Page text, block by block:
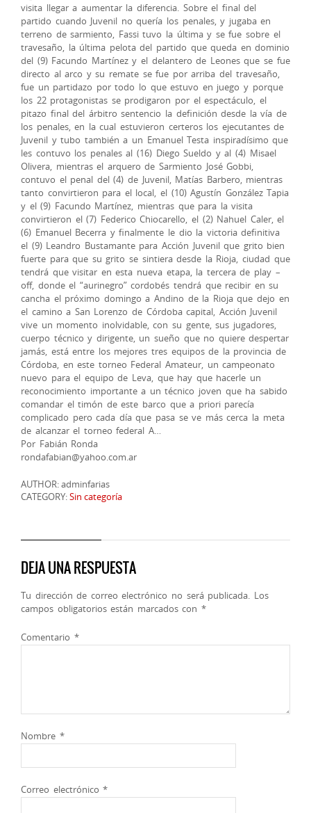
visita llegar a aumentar la diferencia. Sobre el final del
partido cuando Juvenil no quería los penales, y jugaba en
terreno de sarmiento, Fassi tuvo la última y se fue sobre el
travesaño, la última pelota del partido que queda en dominio
del (9) Facundo Martínez y el delantero de Leones que se fue
directo al arco y su remate se fue por arriba del travesaño,
fue un partidazo por todo lo que estuvo en juego y porque
los 22 protagonistas se prodigaron por el espectáculo, el
pitazo final del árbitro sentencio la definición desde la vía de
los penales, en la cual estuvieron certeros los ejecutantes de
Juvenil y tubo también a un Emanuel Testa inspiradísimo que
les contuvo los penales al (16) Diego Sueldo y al (4) Misael
Olivera, mientras el arquero de Sarmiento José Gobbi,
contuvo el penal del (4) de Juvenil, Matías Barbero, mientras
tanto convirtieron para el local, el (10) Agustín González Tapia
y el (9) Facundo Martínez, mientras que para la visita
convirtieron el (7) Federico Chiocarello, el (2) Nahuel Caler, el
(6) Emanuel Becerra y finalmente le dio la victoria definitiva
el (9) Leandro Bustamante para Acción Juvenil que grito bien
fuerte para que su grito se sintiera desde la Rioja, ciudad que
tendrá que visitar en esta nueva etapa, la tercera de play –
off, donde el “aurinegro” cordobés tendrá que recibir en su
cancha el próximo domingo a Andino de la Rioja que dejo en
el camino a San Lorenzo de Córdoba capital, Acción Juvenil
vive un momento inolvidable, con su gente, sus jugadores,
cuerpo técnico y dirigente, un sueño que no quiere despertar
jamás, está entre los mejores tres equipos de la provincia de
Córdoba, en este torneo Federal Amateur, un campeonato
nuevo para el equipo de Leva, que hay que hacerle un
reconocimiento importante a un técnico joven que ha sabido
comandar el timón de este barco que a priori parecía
complicado pero cada día que pasa se ve más cerca la meta
de alcanzar el torneo federal A…
Por Fabián Ronda
rondafabian@yahoo.com.ar
AUTHOR: adminfarias
CATEGORY:Sin categoría
DEJA UNA RESPUESTA
Tu dirección de correo electrónico no será publicada. Los
campos obligatorios están marcados con *
Comentario *
Nombre *
Correo electrónico*